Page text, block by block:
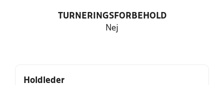
TURNERINGSFORBEHOLD
Nej
Holdleder